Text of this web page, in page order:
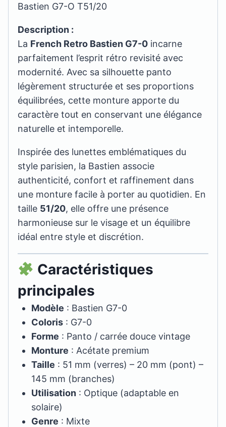
Bastien G7-O T51/20
Description :
La French Retro Bastien G7-0 incarne
parfaitement l’esprit rétro revisité avec
modernité. Avec sa silhouette panto
légèrement structurée et ses proportions
équilibrées, cette monture apporte du
caractère tout en conservant une élégance
naturelle et intemporelle.
Inspirée des lunettes emblématiques du
style parisien, la Bastien associe
authenticité, confort et raffinement dans
une monture facile à porter au quotidien. En
taille 51/20, elle offre une présence
harmonieuse sur le visage et un équilibre
idéal entre style et discrétion.
Caractéristiques
principales
Modèle : Bastien G7-0
Coloris : G7-0
Forme : Panto / carrée douce vintage
Monture : Acétate premium
Taille : 51 mm (verres) – 20 mm (pont) –
145 mm (branches)
Utilisation : Optique (adaptable en
solaire)
Genre : Mixte